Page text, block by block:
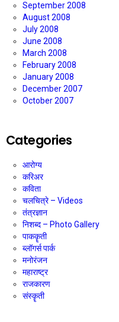
September 2008
August 2008
July 2008
June 2008
March 2008
February 2008
January 2008
December 2007
October 2007
Categories
आरोग्य
करिअर
कविता
चलचित्रे – Videos
तंत्रज्ञान
निशब्द – Photo Gallery
पाककॄती
ब्लॉगर्स पार्क
मनोरंजन
महाराष्ट्र
राजकारण
संस्कॄती